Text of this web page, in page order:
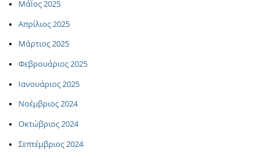
ΜάΪος 2025
Απρίλιος 2025
Μάρτιος 2025
Φεβρουάριος 2025
Ιανουάριος 2025
Νοέμβριος 2024
Οκτώβριος 2024
Σεπτέμβριος 2024